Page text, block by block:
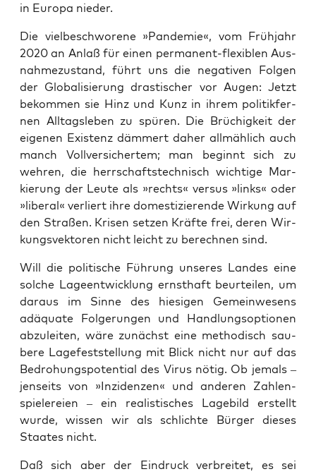
in Euro­pa nieder.
Die viel­be­schwo­re­ne »Pan­de­mie«, vom Früh­jahr
2020 an Anlaß für einen per­ma­nent-fle­xi­blen Aus­
nah­me­zu­stand, führt uns die nega­ti­ven Fol­gen
der Glo­ba­li­sie­rung dras­ti­scher vor Augen: Jetzt
bekom­men sie Hinz und Kunz in ihrem poli­tik­fer­
nen All­tags­le­ben zu spü­ren. Die Brü­chig­keit der
eige­nen Exis­tenz däm­mert daher all­mäh­lich auch
manch Voll­ver­si­cher­tem; man beginnt sich zu
weh­ren, die herr­schafts­tech­nisch wich­ti­ge Mar­
kie­rung der Leu­te als »rechts« ver­sus »links« oder
»libe­ral« ver­liert ihre domes­ti­zie­ren­de Wir­kung auf
den Stra­ßen. Kri­sen set­zen Kräf­te frei, deren Wir­
kungs­vek­to­ren nicht leicht zu berech­nen sind.
Will die poli­ti­sche Füh­rung unse­res Lan­des eine
sol­che Lage­ent­wick­lung ernst­haft beur­tei­len, um
dar­aus im Sin­ne des hie­si­gen Gemein­we­sens
adäqua­te Fol­ge­run­gen und Hand­lungs­op­tio­nen
abzu­lei­ten, wäre zunächst eine metho­disch sau­
be­re Lage­fest­stel­lung mit Blick nicht nur auf das
Bedro­hungs­po­ten­ti­al des Virus nötig. Ob jemals –
jen­seits von »Inzi­den­zen« und ande­ren Zah­len­
spie­le­rei­en – ein rea­lis­ti­sches Lage­bild erstellt
wur­de, wis­sen wir als schlich­te Bür­ger die­ses
Staa­tes nicht.
Daß sich aber der Ein­druck ver­brei­tet, es sei